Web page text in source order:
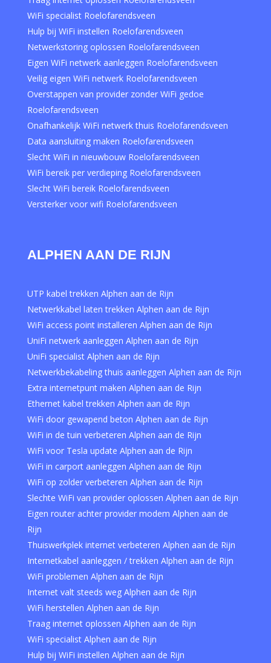
WiFi specialist Roelofarendsveen
Hulp bij WiFi instellen Roelofarendsveen
Netwerkstoring oplossen Roelofarendsveen
Eigen WiFi netwerk aanleggen Roelofarendsveen
Veilig eigen WiFi netwerk Roelofarendsveen
Overstappen van provider zonder WiFi gedoe
Roelofarendsveen
Onafhankelijk WiFi netwerk thuis Roelofarendsveen
Data aansluiting maken Roelofarendsveen
Slecht WiFi in nieuwbouw Roelofarendsveen
WiFi bereik per verdieping Roelofarendsveen
Slecht WiFi bereik Roelofarendsveen
Versterker voor wifi Roelofarendsveen
ALPHEN AAN DE RIJN
UTP kabel trekken Alphen aan de Rijn
Netwerkkabel laten trekken Alphen aan de Rijn
WiFi access point installeren Alphen aan de Rijn
UniFi netwerk aanleggen Alphen aan de Rijn
UniFi specialist Alphen aan de Rijn
Netwerkbekabeling thuis aanleggen Alphen aan de Rijn
Extra internetpunt maken Alphen aan de Rijn
Ethernet kabel trekken Alphen aan de Rijn
WiFi door gewapend beton Alphen aan de Rijn
WiFi in de tuin verbeteren Alphen aan de Rijn
WiFi voor Tesla update Alphen aan de Rijn
WiFi in carport aanleggen Alphen aan de Rijn
WiFi op zolder verbeteren Alphen aan de Rijn
Slechte WiFi van provider oplossen Alphen aan de Rijn
Eigen router achter provider modem Alphen aan de
Rijn
Thuiswerkplek internet verbeteren Alphen aan de Rijn
Internetkabel aanleggen / trekken Alphen aan de Rijn
WiFi problemen Alphen aan de Rijn
Internet valt steeds weg Alphen aan de Rijn
WiFi herstellen Alphen aan de Rijn
Traag internet oplossen Alphen aan de Rijn
WiFi specialist Alphen aan de Rijn
Hulp bij WiFi instellen Alphen aan de Rijn